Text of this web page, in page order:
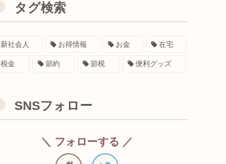
タグ検索
新社会人 お得情報 お金 在宅
税金 節約 節税 便利グッズ
SNSフォロー
＼ フォローする ／